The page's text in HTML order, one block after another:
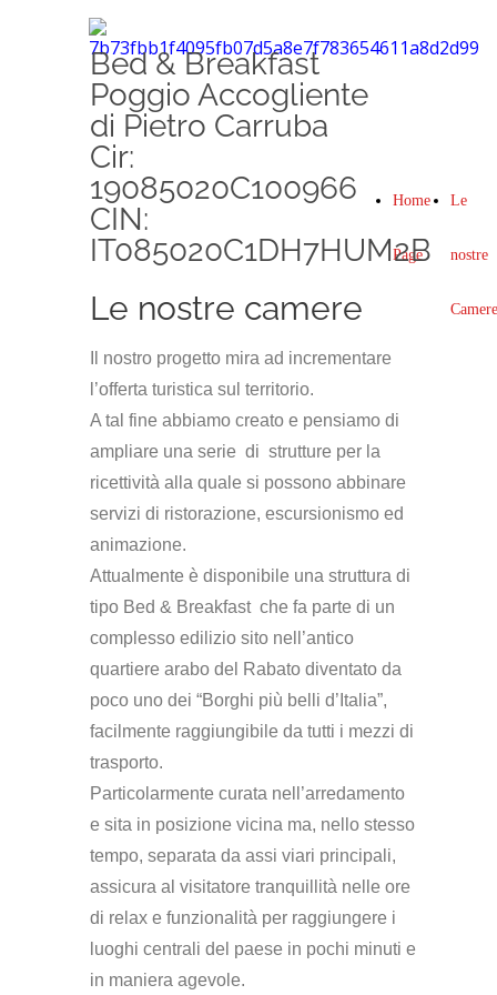
Home
Page
Le
nostre
Camere
Bed & Breakfast
Poggio Accogliente
di Pietro Carruba
Cir:
19085020C100966
CIN:
IT085020C1DH7HUM2B
Le nostre camere
Il nostro progetto mira ad incrementare
l’offerta turistica sul territorio.
A tal fine abbiamo creato e pensiamo di
ampliare una serie di strutture per la
ricettività alla quale si possono abbinare
servizi di ristorazione, escursionismo ed
animazione.
Attualmente è disponibile una struttura di
tipo Bed & Breakfast che fa parte di un
complesso edilizio sito nell’antico
quartiere arabo del Rabato diventato da
poco uno dei “Borghi più belli d’Italia”,
facilmente raggiungibile da tutti i mezzi di
trasporto.
Particolarmente curata nell’arredamento
e sita in posizione vicina ma, nello stesso
tempo, separata da assi viari principali,
assicura al visitatore tranquillità nelle ore
di relax e funzionalità per raggiungere i
luoghi centrali del paese in pochi minuti e
in maniera agevole.